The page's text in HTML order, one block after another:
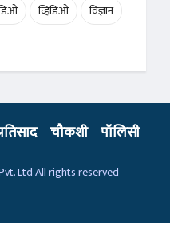
व्हिडिओ
विज्ञान
चौकशी पॉलिसी
LtdAll rights reserved